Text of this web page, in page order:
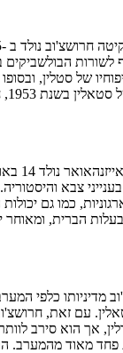
של סטלין,
צבא
כמו גם
מדיניותו כלפי
עם זאת,
אך הוא סירב
פחד מאוד מהמערב.